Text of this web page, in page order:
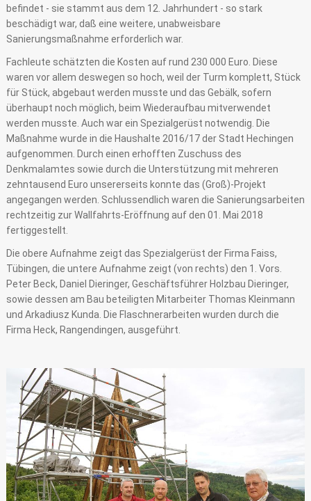
befindet - sie stammt aus dem 12. Jahrhundert - so stark
beschädigt war, daß eine weitere, unabweisbare
Sanierungsmaßnahme erforderlich war.
Fachleute schätzten die Kosten auf rund 230 000 Euro. Diese
waren vor allem deswegen so hoch, weil der Turm komplett, Stück
für Stück, abgebaut werden musste und das Gebälk, sofern
überhaupt noch möglich, beim Wiederaufbau mitverwendet
werden musste. Auch war ein Spezialgerüst notwendig. Die
Maßnahme wurde in die Haushalte 2016/17 der Stadt Hechingen
aufgenommen. Durch einen erhofften Zuschuss des
Denkmalamtes sowie durch die Unterstützung mit mehreren
zehntausend Euro unsererseits konnte das (Groß)-Projekt
angegangen werden. Schlussendlich waren die Sanierungsarbeiten
rechtzeitig zur Wallfahrts-Eröffnung auf den 01. Mai 2018
fertiggestellt.
Die obere Aufnahme zeigt das Spezialgerüst der Firma Faiss,
Tübingen, die untere Aufnahme zeigt (von rechts) den 1. Vors.
Peter Beck, Daniel Dieringer, Geschäftsführer Holzbau Dieringer,
sowie dessen am Bau beteiligten Mitarbeiter Thomas Kleinmann
und Arkadiusz Kunda. Die Flaschnerarbeiten wurden durch die
Firma Heck, Rangendingen, ausgeführt.